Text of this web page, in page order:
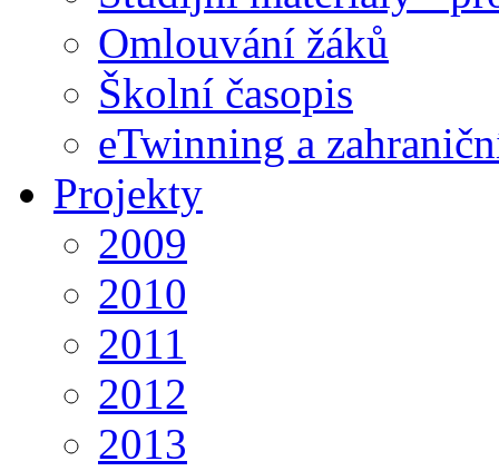
Omlouvání žáků
Školní časopis
eTwinning a
Projekty
2009
2010
2011
2012
2013